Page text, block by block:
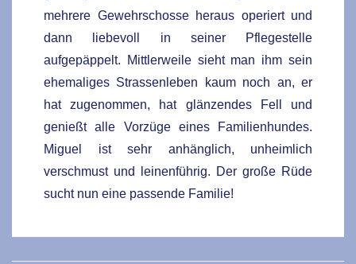
mehrere Gewehrschosse heraus operiert und
dann liebevoll in seiner Pflegestelle
aufgepäppelt. Mittlerweile sieht man ihm sein
ehemaliges Strassenleben kaum noch an, er
hat zugenommen, hat glänzendes Fell und
genießt alle Vorzüge eines Familienhundes.
Miguel ist sehr anhänglich, unheimlich
verschmust und leinenführig. Der große Rüde
sucht nun eine passende Familie!